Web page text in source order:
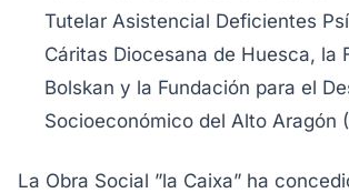
Tutelar Asistencial Deficientes
Cáritas Diocesana de Huesca, la
Bolskan y la Fundación para el
Socioeconómico del Alto Aragón
La Obra Social ”la Caixa” ha